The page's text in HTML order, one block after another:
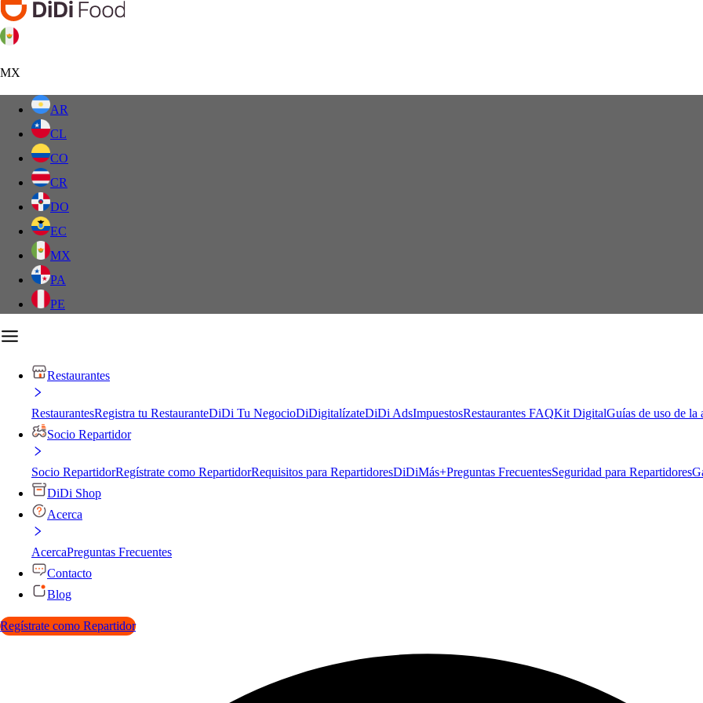
MX
AR
CL
CO
CR
DO
EC
MX
PA
PE
Restaurantes
RestaurantesRegistra tu RestauranteDiDi Tu NegocioDiDigitalízateDiDi AdsImpuestosRestaurantes FAQKit DigitalGuías de uso de la
Socio Repartidor
Socio RepartidorRegístrate como RepartidorRequisitos para RepartidoresDiDiMás+Preguntas FrecuentesSeguridad para Repartidores
DiDi Shop
Acerca
AcercaPreguntas Frecuentes
Contacto
Blog
Regístrate como Repartidor